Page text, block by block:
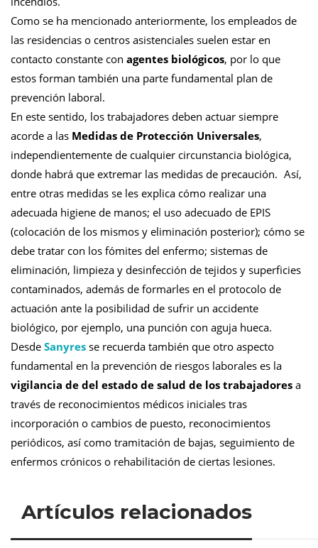
Como se ha mencionado anteriormente, los empleados de
las residencias o centros asistenciales suelen estar en
contacto constante con agentes biológicos, por lo que
estos forman también una parte fundamental plan de
prevención laboral.
En este sentido, los trabajadores deben actuar siempre
acorde a las Medidas de Protección Universales,
independientemente de cualquier circunstancia biológica,
donde habrá que extremar las medidas de precaución. Así,
entre otras medidas se les explica cómo realizar una
adecuada higiene de manos; el uso adecuado de EPIS
(colocación de los mismos y eliminación posterior); cómo se
debe tratar con los fómites del enfermo; sistemas de
eliminación, limpieza y desinfección de tejidos y superficies
contaminados, además de formarles en el protocolo de
actuación ante la posibilidad de sufrir un accidente
biológico, por ejemplo, una punción con aguja hueca.
Desde Sanyres se recuerda también que otro aspecto
fundamental en la prevención de riesgos laborales es la
vigilancia de del estado de salud de los trabajadores a
través de reconocimientos médicos iniciales tras
incorporación o cambios de puesto, reconocimientos
periódicos, así como tramitación de bajas, seguimiento de
enfermos crónicos o rehabilitación de ciertas lesiones.
Artículos relacionados